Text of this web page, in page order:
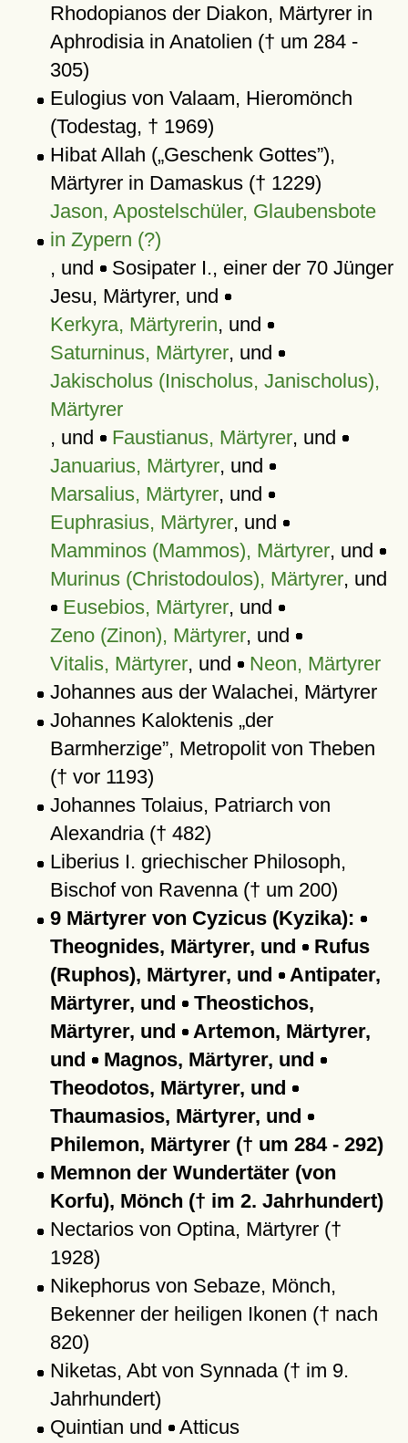
Rhodopianos der Diakon, Märtyrer in
Aphrodisia in Anatolien († um 284 -
305)
Eulogius von Valaam, Hieromönch
(Todestag, † 1969)
Hibat Allah ( Geschenk Gottes ),
Märtyrer in Damaskus († 1229)
Jason, Apostelschüler, Glaubensbote
in Zypern (?)
, und Sosipater I., einer der 70 Jünger
Jesu, Märtyrer, und
Kerkyra, Märtyrerin, und
Saturninus, Märtyrer, und
Jakischolus (Inischolus, Janischolus),
Märtyrer
, und
Faustianus, Märtyrer, und
Januarius, Märtyrer, und
Marsalius, Märtyrer, und
Euphrasius, Märtyrer, und
Mamminos (Mammos), Märtyrer, und
Murinus (Christodoulos), Märtyrer, und
Eusebios, Märtyrer, und
Zeno (Zinon), Märtyrer, und
Vitalis, Märtyrer, und
Neon, Märtyrer
Johannes aus der Walachei, Märtyrer
Johannes Kaloktenis der
Barmherzige , Metropolit von Theben
(† vor 1193)
Johannes Tolaius, Patriarch von
Alexandria († 482)
Liberius I. griechischer Philosoph,
Bischof von Ravenna († um 200)
9 Märtyrer von Cyzicus (Kyzika):
Theognides, Märtyrer, und Rufus
(Ruphos), Märtyrer, und Antipater,
Märtyrer, und Theostichos,
Märtyrer, und Artemon, Märtyrer,
und Magnos, Märtyrer, und
Theodotos, Märtyrer, und
Thaumasios, Märtyrer, und
Philemon, Märtyrer († um 284 - 292)
Memnon der Wundertäter (von
Korfu), Mönch († im 2. Jahrhundert)
Nectarios von Optina, Märtyrer (†
1928)
Nikephorus von Sebaze, Mönch,
Bekenner der heiligen Ikonen († nach
820)
Niketas, Abt von Synnada († im 9.
Jahrhundert)
Quintian und Atticus